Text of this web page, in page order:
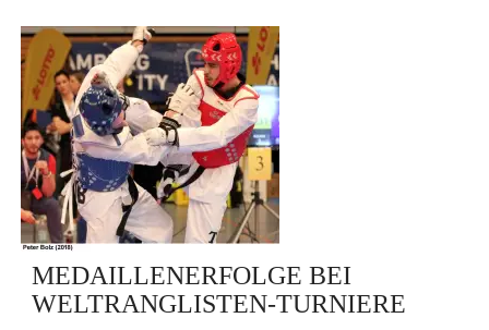
MEDAILLENERFOLGE BEI
WELTRANGLISTEN-TURNIERE